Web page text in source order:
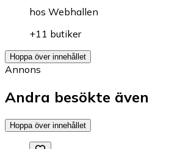
hos Webhallen
+11 butiker
Hoppa över innehållet
Annons
Andra besökte även
Hoppa över innehållet